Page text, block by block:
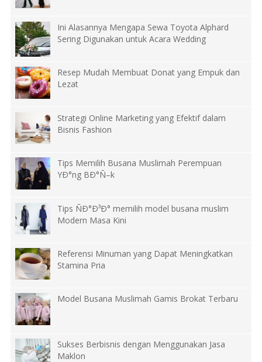
Ini Alasannya Mengapa Sewa Toyota Alphard
Sering Digunakan untuk Acara Wedding
Resep Mudah Membuat Donat yang Empuk dan
Lezat
Strategi Online Marketing yang Efektif dalam
Bisnis Fashion
Tips Memilih Busana Muslimah Perempuan
YÐ°ng BÐ°Ñ–k
Tips ÑÐ°Ð³Ð° memilih model busana muslim
Modern Masa Kini
Referensi Minuman yang Dapat Meningkatkan
Stamina Pria
Model Busana Muslimah Gamis Brokat Terbaru
Sukses Berbisnis dengan Menggunakan Jasa
Maklon